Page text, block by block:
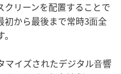
リーンを配置することで
初から最後まで常時3⾯全
マイズされたデジタル⾳響